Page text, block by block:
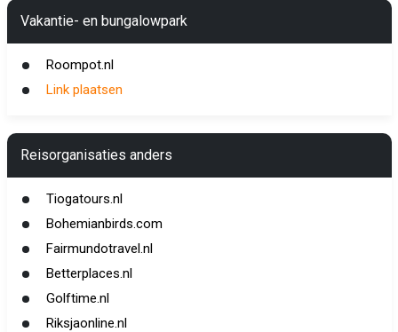
Vakantie- en bungalowpark
Roompot.nl
Link plaatsen
Reisorganisaties anders
Tiogatours.nl
Bohemianbirds.com
Fairmundotravel.nl
Betterplaces.nl
Golftime.nl
Riksjaonline.nl